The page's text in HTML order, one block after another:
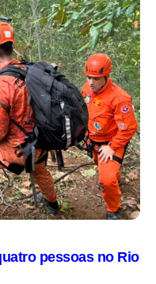
pessoas no Rio